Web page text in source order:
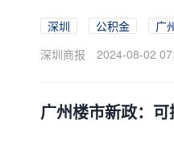
深圳 公积金
广
深圳商报
2024-08-02
广州楼市新政：